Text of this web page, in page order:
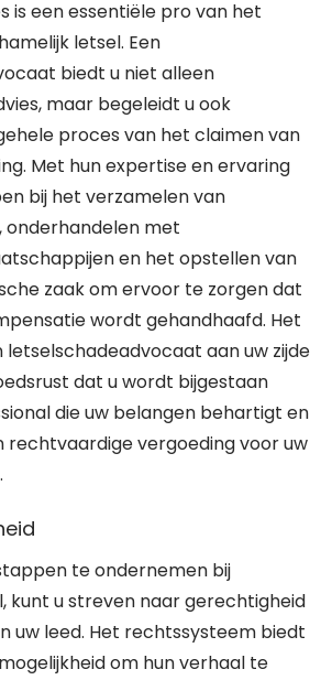
is een essentiële pro van het
letsel. Een
biedt u niet alleen
maar begeleidt u ook
proces van het claimen van
Met hun expertise en ervaring
bij het verzamelen van
onderhandelen met
en het opstellen van
zaak om ervoor te zorgen dat
wordt gehandhaafd. Het
letselschadeadvocaat aan uw zijde
dat u wordt bijgestaan
die uw belangen behartigt en
vergoeding voor uw
te ondernemen bij
kunt u streven naar gerechtigheid
uw leed. Het rechtssysteem biedt
om hun verhaal te